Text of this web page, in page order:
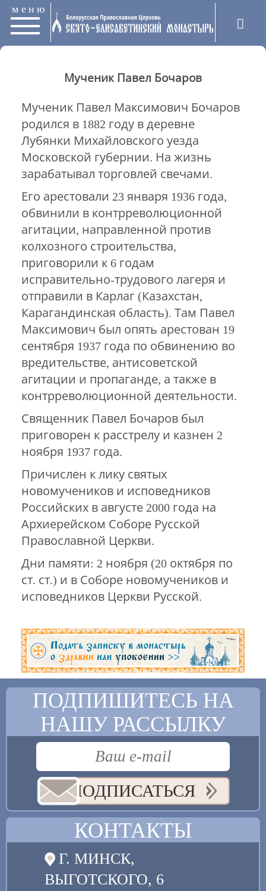
меню
Мученик Павел Бочаров
Мученик Павел Максимович Бочаров
родился в 1882 году в деревне
Лубянки Михайловского уезда
Московской губернии. На жизнь
зарабатывал торговлей свечами.
Его арестовали 23 января 1936 года,
обвинили в контрреволюционной
агитации, направленной против
колхозного строительства,
приговорили к 6 годам
исправительно-трудового лагеря и
отправили в Карлаг (Казахстан,
Карагандинская область). Там Павел
Максимович был опять арестован 19
сентября 1937 года по обвинению во
вредительстве, антисоветской
агитации и пропаганде, а также в
контрреволюционной деятельности.
Священник Павел Бочаров был
приговорен к расстрелу и казнен 2
ноября 1937 года.
Причислен к лику святых
новомучеников и исповедников
Российских в августе 2000 года на
Архиерейском Соборе Русской
Православной Церкви.
Дни памяти: 2 ноября (20 октября по
ст. ст.) и в Соборе новомучеников и
исповедников Церкви Русской.
ПОДПИШИТЕСЬ НА
НАШУ РАССЫЛКУ
ПОДПИСАТЬСЯ
КОНТАКТЫ
Г. МИНСК,
ВЫГОТСКОГО, 6